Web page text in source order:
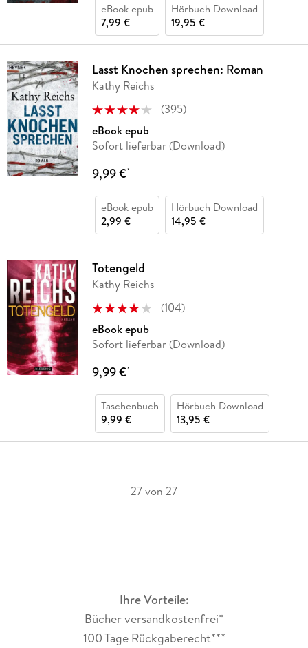
eBook epub
7,99 €
Hörbuch Download
19,95 €
Lasst Knochen sprechen: Roman
Kathy Reichs
(395)
eBook epub
Sofort lieferbar (Download)
9,99 €*
eBook epub
2,99 €
Hörbuch Download
14,95 €
Totengeld
Kathy Reichs
(104)
eBook epub
Sofort lieferbar (Download)
9,99 €*
Taschenbuch
9,99 €
Hörbuch Download
13,95 €
27 von 27
Ihre Vorteile:
Bücher versandkostenfrei*
100 Tage Rückgaberecht***